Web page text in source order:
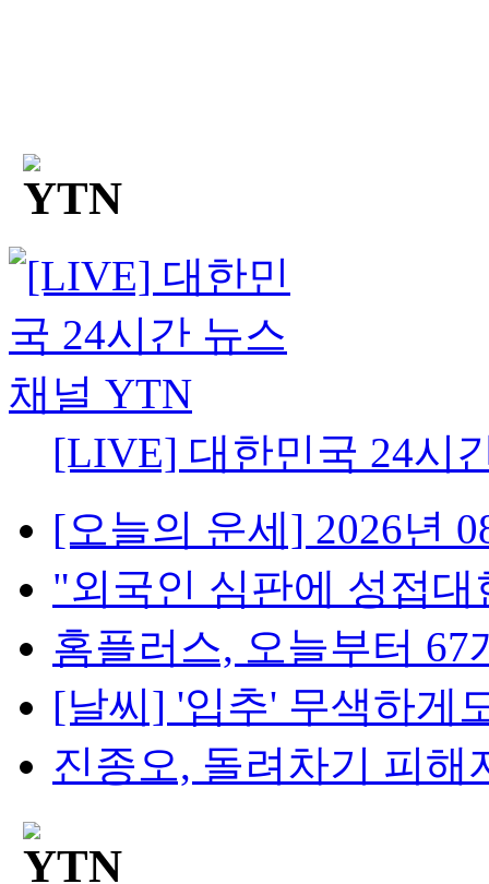
[LIVE] 대한민국 24시
[오늘의 운세] 2026년
"외국인 심판에 성접대
홈플러스, 오늘부터 67
[날씨] '입추' 무색하게
진종오, 돌려차기 피해